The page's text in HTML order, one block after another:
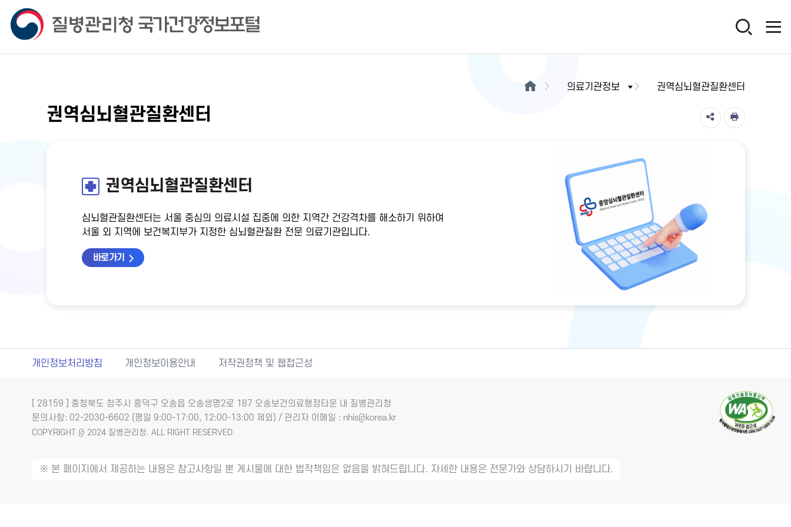
의료기관정보 권역심뇌혈관질환센터
권역심뇌혈관질환센터
권역심뇌혈관질환센터
심뇌혈관질환센터는 서울 중심의 의료시설 집중에 의한 지역간 건강격차를 해소하기 위하여
서울 외 지역에 보건복지부가 지정한 심뇌혈관질환 전문 의료기관입니다.
바로가기
개인정보처리방침 개인정보이용안내 저작권정책 및 웹접근성
[ 28159 ] 충청북도 청주시 흥덕구 오송읍 오송생명2로 187 오송보건의료행정타운 내 질병관리청
문의사항: 02-2030-6602 (평일 9:00-17:00, 12:00-13:00 제외) / 관리자 이메일 : nhis@korea.kr
COPYRIGHT @ 2024 질병관리청. ALL RIGHT RESERVED
※ 본 페이지에서 제공하는 내용은 참고사항일 뿐 게시물에 대한 법적책임은 없음을 밝혀드립니다. 자세한 내용은 전문가와 상담하시기 바랍니다.